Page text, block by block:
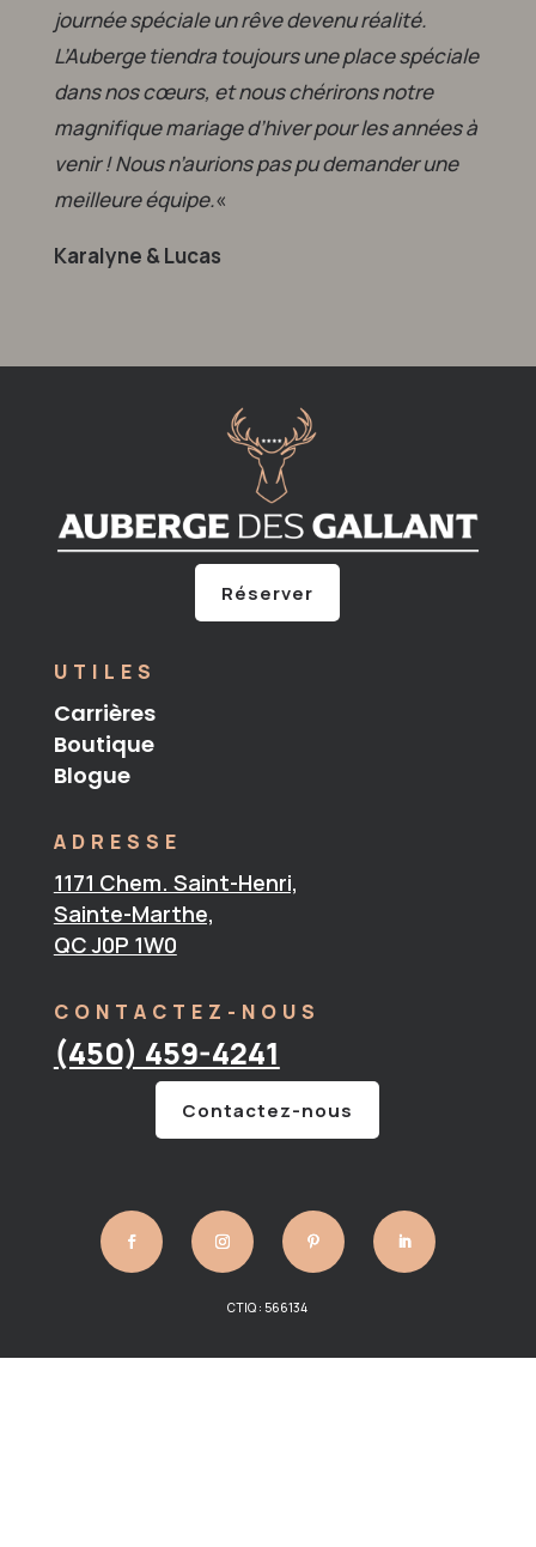
journée spéciale un rêve devenu réalité.
L’Auberge tiendra toujours une place spéciale
dans nos cœurs, et nous chérirons notre
magnifique mariage d’hiver pour les années à
venir ! Nous n’aurions pas pu demander une
meilleure équipe.«
Karalyne & Lucas
Réserver
UTILES
Carrières
Boutique
Blogue
ADRESSE
1171 Chem. Saint-Henri,
Sainte-Marthe,
QC J0P 1W0
CONTACTEZ-NOUS
(450) 459-4241
Contactez-nous
CTIQ : 566134